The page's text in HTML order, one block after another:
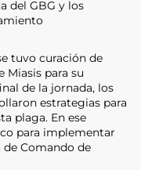
del GBG y los
tuvo curación de
Miasis para su
de la jornada, los
estrategias para
plaga. En ese
para implementar
Comando de